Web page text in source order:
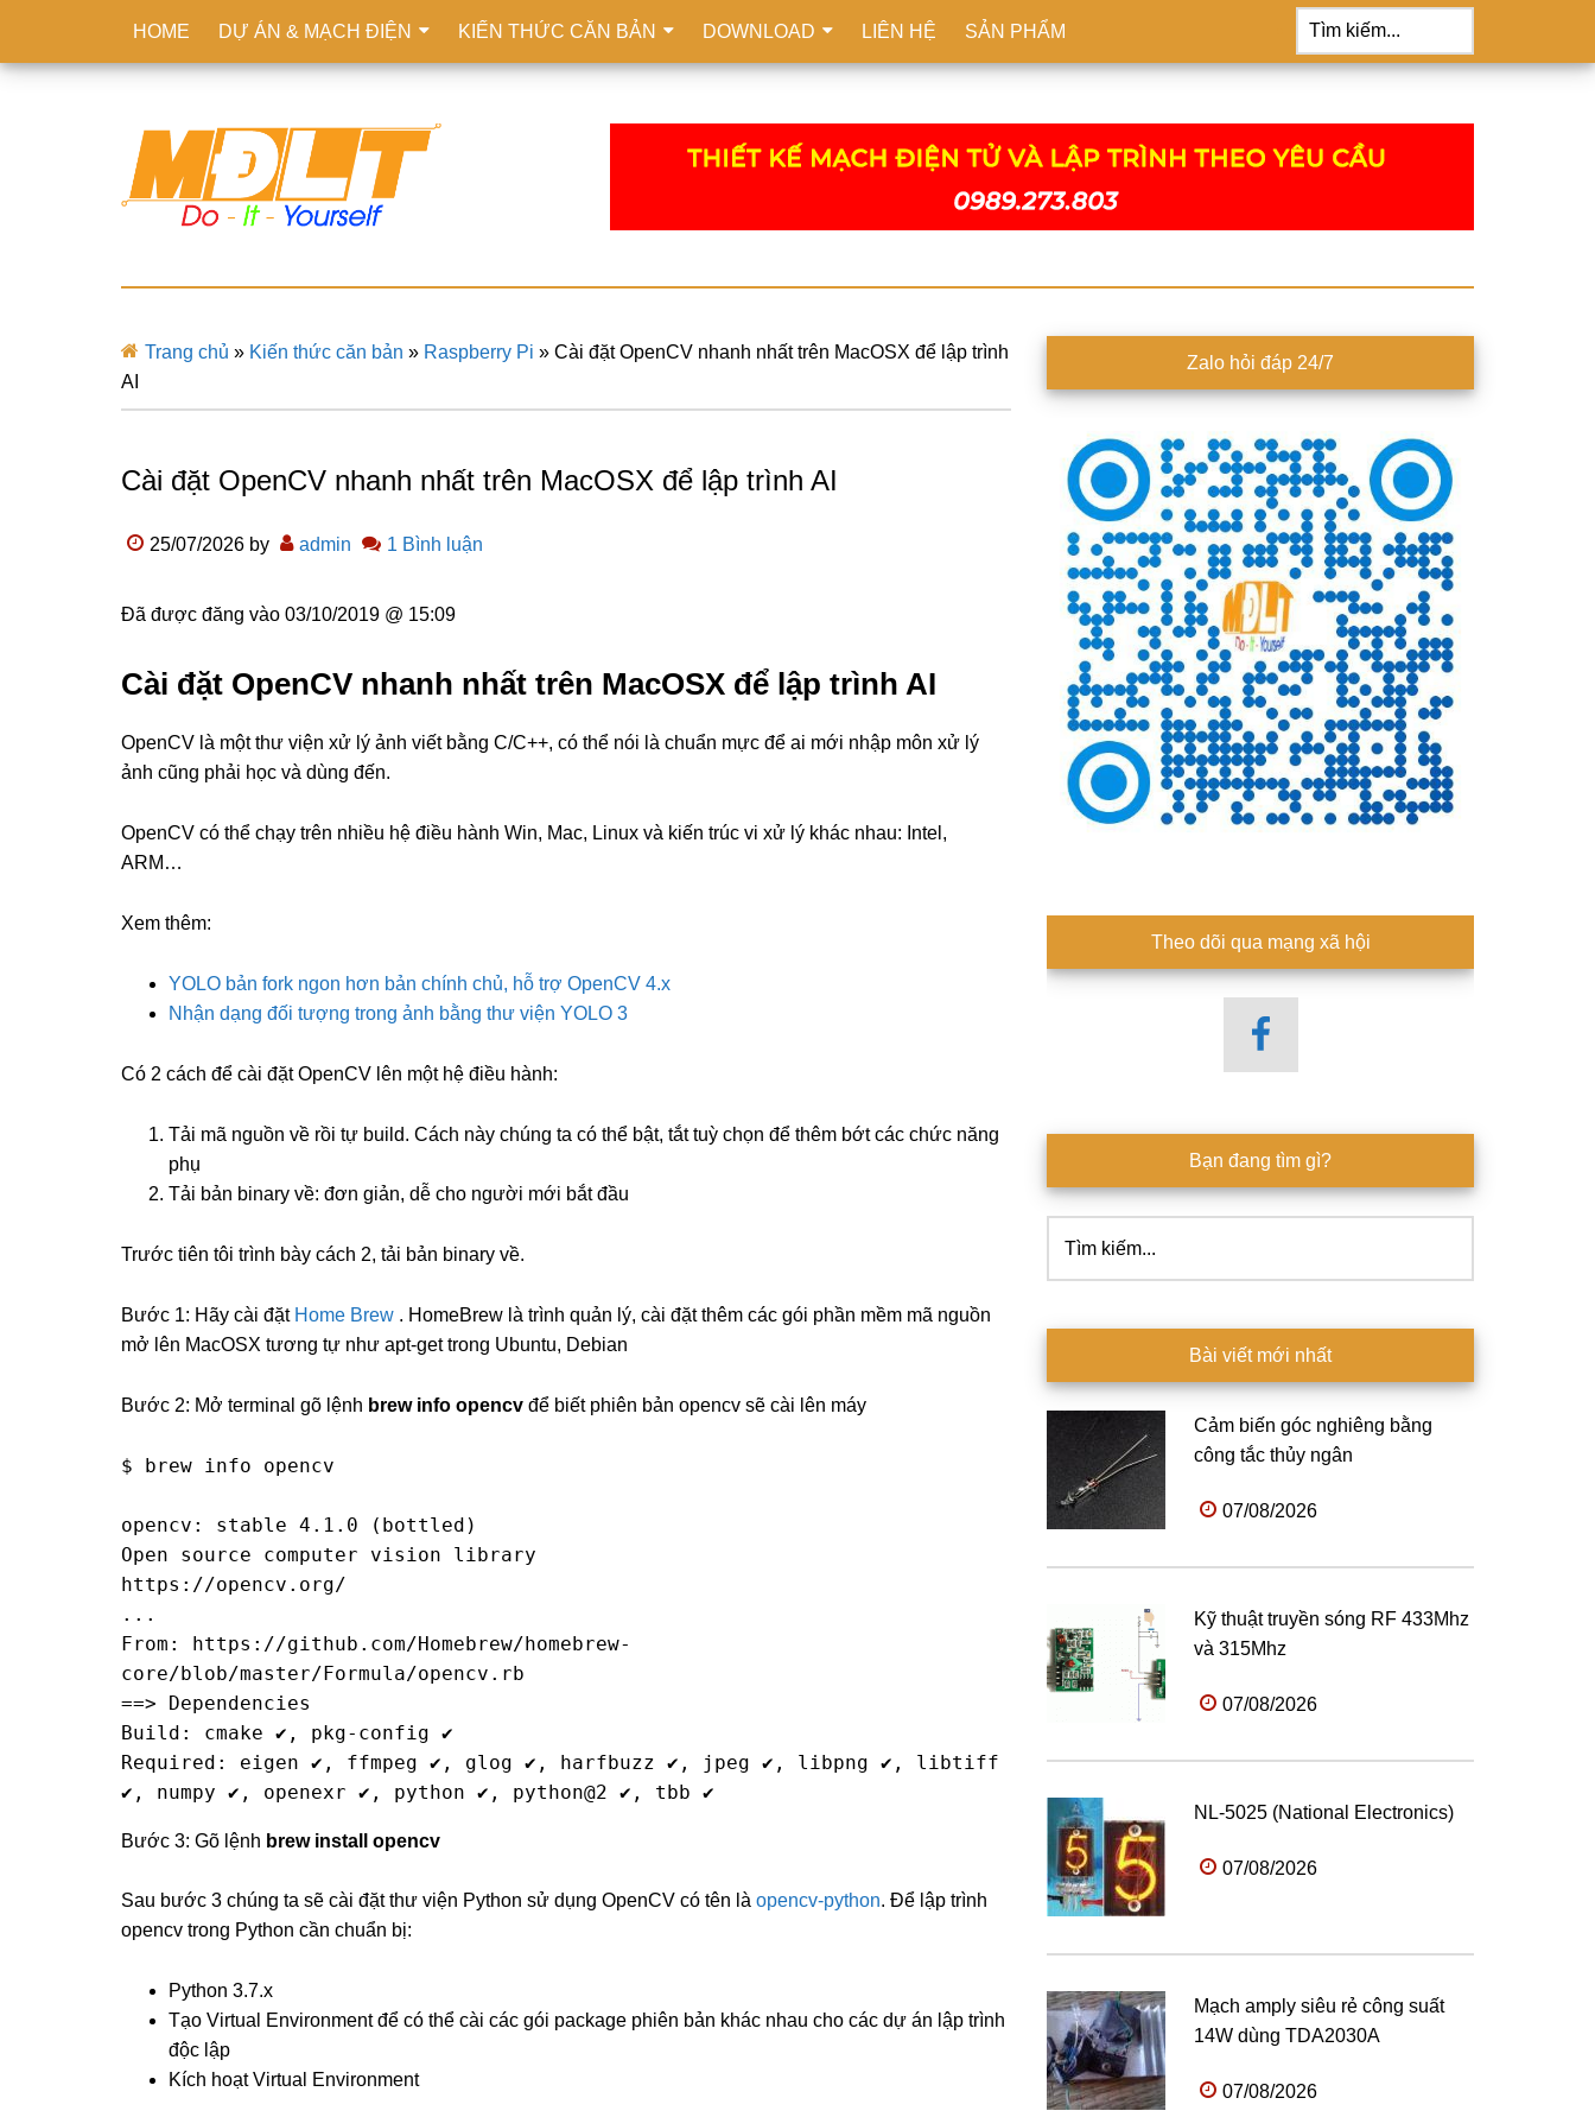
HOME DỰ ÁN & MẠCH ĐIỆN KIẾN THỨC CĂN BẢN DOWNLOAD LIÊN HỆ SẢN PHẨM
Tìm
kiếm...
Trang chủ » Kiến thức căn bản » Raspberry Pi » Cài đặt OpenCV nhanh nhất trên MacOSX để lập trình
AI
Cài đặt OpenCV nhanh nhất trên MacOSX để lập trình AI
25/07/2026 by admin 1 Bình luận
Đã được đăng vào 03/10/2019 @ 15:09
Cài đặt OpenCV nhanh nhất trên MacOSX để lập trình AI
OpenCV là một thư viện xử lý ảnh viết bằng C/C++, có thể nói là chuẩn mực để ai mới nhập môn xử lý
ảnh cũng phải học và dùng đến.
OpenCV có thể chạy trên nhiều hệ điều hành Win, Mac, Linux và kiến trúc vi xử lý khác nhau: Intel,
ARM…
Xem thêm:
YOLO bản fork ngon hơn bản chính chủ, hỗ trợ OpenCV 4.x
Nhận dạng đối tượng trong ảnh bằng thư viện YOLO 3
Có 2 cách để cài đặt OpenCV lên một hệ điều hành:
Tải mã nguồn về rồi tự build. Cách này chúng ta có thể bật, tắt tuỳ chọn để thêm bớt các chức năng
phụ
Tải bản binary về: đơn giản, dễ cho người mới bắt đầu
Trước tiên tôi trình bày cách 2, tải bản binary về.
Bước 1: Hãy cài đặt Home Brew . HomeBrew là trình quản lý, cài đặt thêm các gói phần mềm mã nguồn
mở lên MacOSX tương tự như apt-get trong Ubuntu, Debian
Bước 2: Mở terminal gõ lệnh brew info opencv để biết phiên bản opencv sẽ cài lên máy
$ brew info opencv
opencv: stable 4.1.0 (bottled)
Open source computer vision library
https://opencv.org/
...
From: https://github.com/Homebrew/homebrew-
core/blob/master/Formula/opencv.rb
==> Dependencies
Build: cmake ✔, pkg-config ✔
Required: eigen ✔, ffmpeg ✔, glog ✔, harfbuzz ✔, jpeg ✔, libpng ✔, libtiff
✔, numpy ✔, openexr ✔, python ✔, python@2 ✔, tbb ✔
Bước 3: Gõ lệnh brew install opencv
Sau bước 3 chúng ta sẽ cài đặt thư viện Python sử dụng OpenCV có tên là opencv-python. Để lập trình
opencv trong Python cần chuẩn bị:
Python 3.7.x
Tạo Virtual Environment để có thể cài các gói package phiên bản khác nhau cho các dự án lập trình
độc lập
Kích hoạt Virtual Environment
chính
Zalo hỏi đáp 24/7
Theo dõi qua mạng xã hội
Bạn đang tìm gì?
kiếm...
Bài viết mới nhất
Cảm biến góc nghiêng bằng
công tắc thủy ngân
07/08/2026
Kỹ thuật truyền sóng RF 433Mhz
và 315Mhz
07/08/2026
NL-5025 (National Electronics)
07/08/2026
Mạch amply siêu rẻ công suất
14W dùng TDA2030A
07/08/2026